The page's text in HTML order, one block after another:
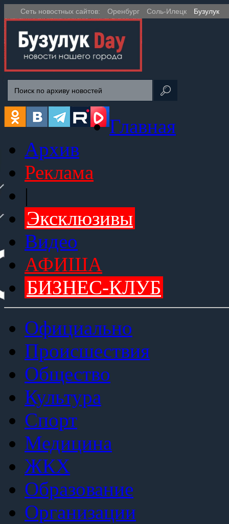
Сеть новостных сайтов: Оренбург Соль-Илецк Бузулук
Главная
Архив
Реклама
|
Эксклюзивы
Видео
АФИША
БИЗНЕС-КЛУБ
Официально
Происшествия
Общество
Культура
Спорт
Медицина
ЖКХ
Образование
Организации